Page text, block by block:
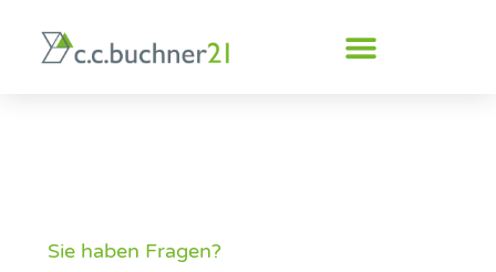
springen
Sie haben Fragen?